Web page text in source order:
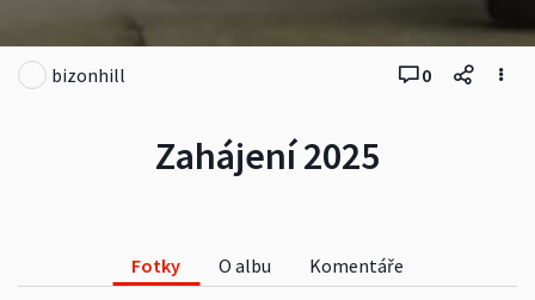
Zahájení 2025
bizonhill 0
Fotky O albu Komentáře